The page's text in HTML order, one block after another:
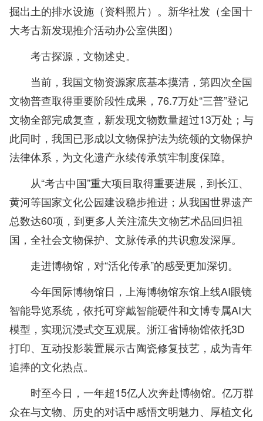
掘出土的排水设施（资料照片）。新华社发（全国十
大考古新发现推介活动办公室供图）
考古探源，文物述史。
当前，我国文物资源家底基本摸清，第四次全国
文物普查取得重要阶段性成果，76.7万处“三普”登记
文物全部完成复查，新发现文物数量超过13万处；与
此同时，我国已形成以文物保护法为统领的文物保护
法律体系，为文化遗产永续传承筑牢制度保障。
从“考古中国”重大项目取得重要进展，到长江、
黄河等国家文化公园建设稳步推进；从我国世界遗产
总数达60项，到更多人关注流失文物艺术品回归祖
国，全社会文物保护、文脉传承的共识愈发深厚。
走进博物馆，对“活化传承”的感受更加深切。
今年国际博物馆日，上海博物馆东馆上线AI眼镜
智能导览系统，依托可穿戴智能硬件和文博专属AI大
模型，实现沉浸式交互观展。浙江省博物馆依托3D
打印、互动投影装置展示古陶瓷修复技艺，成为青年
追捧的文化热点。
时至今日，一年超15亿人次奔赴博物馆。亿万群
众在与文物、历史的对话中感悟文明魅力、厚植文化